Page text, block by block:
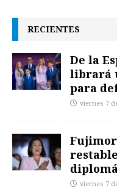
RECIENTES
De la
librará
para
viernes 7
viernes 7